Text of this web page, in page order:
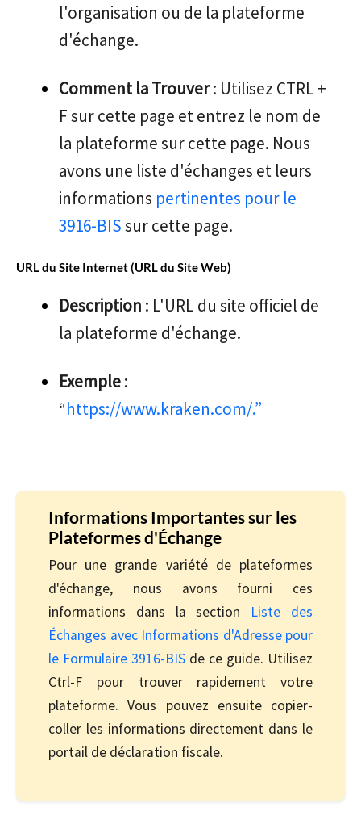
l'organisation ou de la plateforme
d'échange.
Comment la Trouver: Utilisez CTRL +
F sur cette page et entrez le nom de
la plateforme sur cette page. Nous
avons une liste d'échanges et leurs
informations pertinentes pour le
3916-BISsur cette page.
URL du Site Internet (URL du Site Web)
Description : L'URL du site officiel de
la plateforme d'échange.
Exemple:
“https://www.kraken.com/.”
Informations Importantes sur les
Plateformes d'Échange
Pour une grande variété de plateformes
d'échange, nous avons fourni ces
informations dans la section Liste des
Échanges avec Informations d'Adresse pour
le Formulaire 3916-BIS de ce guide. Utilisez
Ctrl-F pour trouver rapidement votre
plateforme. Vous pouvez ensuite copier-
coller les informations directement dans le
portail de déclaration fiscale.